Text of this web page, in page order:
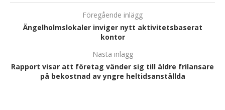
Föregående inlägg
Ängelholmslokaler inviger nytt aktivitetsbaserat
kontor
Nästa inlägg
Rapport visar att företag vänder sig till äldre frilansare
på bekostnad av yngre heltidsanställda